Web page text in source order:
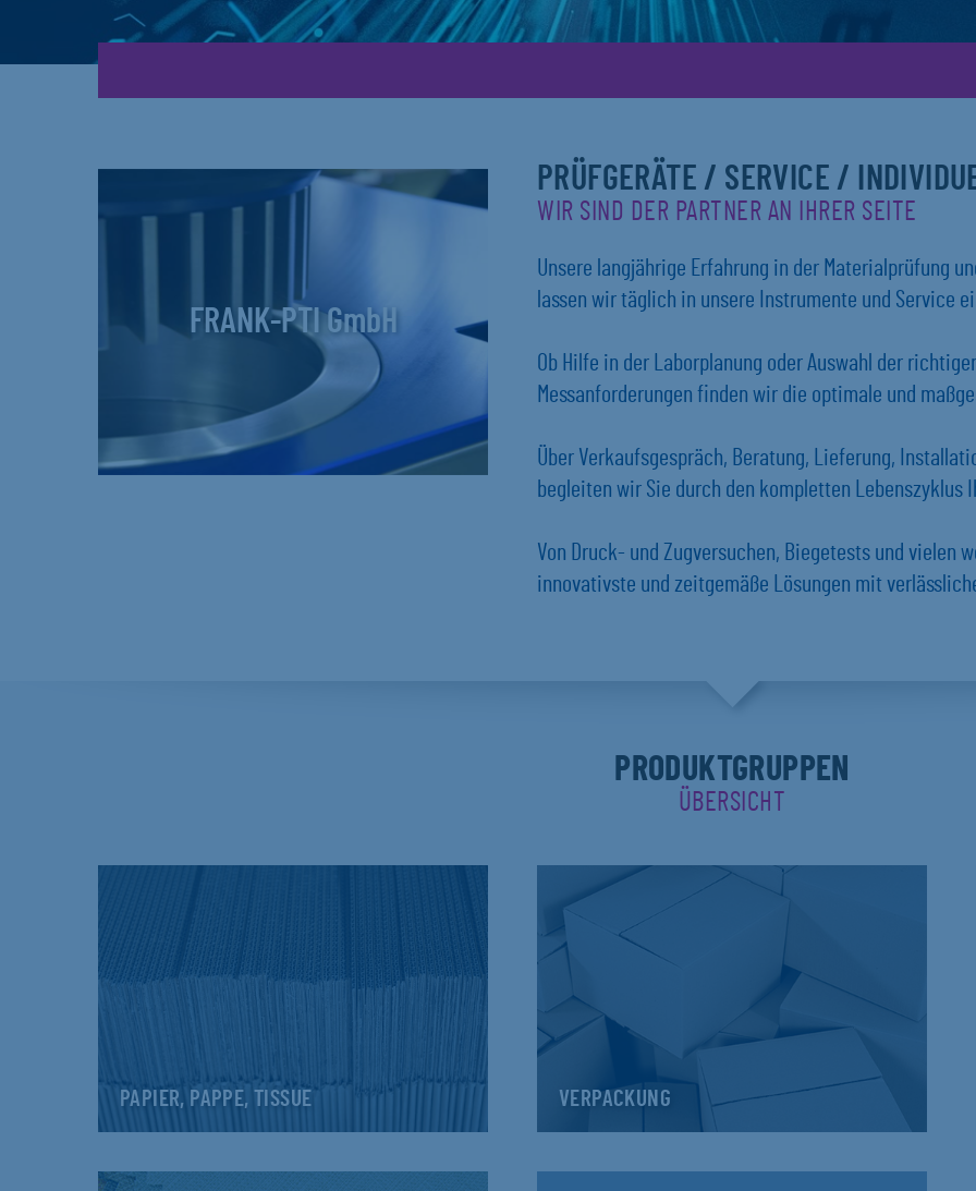
FRANK-PTI GmbH
PRÜFGERÄTE / SERVICE /
WIR SIND DER PARTNER AN IHRER SEITE
Unsere langjährige Erfahrung in der Materialprüfung
lassen wir täglich in unsere Instrumente und Service
Ob Hilfe in der Laborplanung oder Auswahl der
Messanforderungen finden wir die optimale und
Über Verkaufsgespräch, Beratung, Lieferung,
begleiten wir Sie durch den kompletten Lebenszyklus
Von Druck- und Zugversuchen, Biegetests und vielen
innovativste und zeitgemäße Lösungen mit
PRODUKTGRUPPEN
ÜBERSICHT
PAPIER, PAPPE, TISSUE VERPACKUNG